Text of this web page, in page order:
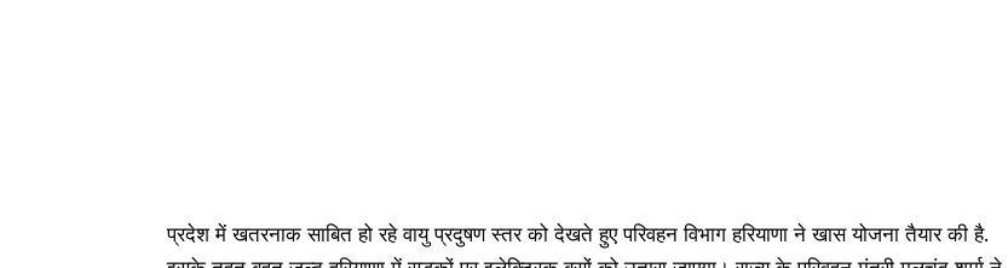
प्रदेश में खतरनाक साबित हो रहे वायु प्रदुषण स्तर को देखते हुए परिवहन विभाग हरियाणा ने खास योजना तैयार की है.